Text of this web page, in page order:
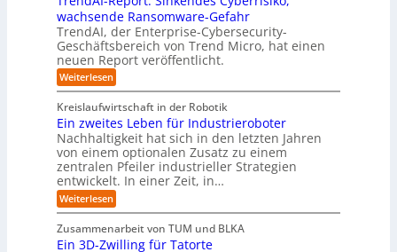
s
w
a
h
t
v
o
r
K
I
z
u
r
ü
c
s
e
h
n
t
B
u
s
i
n
e
s
E
c
o
s
y
s
e
m
w
ä
c
h
s
t
i
t
e
r
e
t
r
i
e
b
m
i
t
i
n
d
u
s
t
r
i
e
ü
n
c
h
e
n
e
r
w
e
i
t
e
t
A
u
s
t
d
u
s
t
r
i
a
l
A
I
i
n
S
A
P
:
W
i
e
s
wachsende Ransomware-Gefahr
TrendAI, der Enterprise-Cybersecurity-
Geschäftsbereich von Trend Micro, hat einen
neuen Report veröffentlicht.
Weiterlesen:
T
r
e
n
d
A
-
R
e
p
o
Kreislaufwirtschaft in der Robotik
Ein zweites Leben für Industrieroboter
Nachhaltigkeit hat sich in den letzten Jahren
von einem optionalen Zusatz zu einem
zentralen Pfeiler industrieller Strategien
entwickelt. In einer Zeit, in…
Weiterlesen:
E
n
z
Zusammenarbeit von TUM und BLKA
Ein 3D-Zwilling für Tatorte